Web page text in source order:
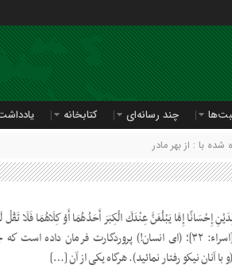
چند رسانه‌ای کتابخانه
با : از بهر مادر
إِحْسَانًا إِمَّا يَبْلُغَنَّ عِنْدَكَ الْكِبَرَ أَحَدُهُمَا أَوْ كِلَاهُمَا فَلَا
وَلَا تَنْهَرْهُمَا وَقُلْ لَهُمَا قَوْلًا كَرِيمًا» [اسراء: ٣٢]؛ (ای انسان!) پروردگارت فرمان داده
آنان نيكو رفتار نمائيد). هرگاه يكی از آن […]